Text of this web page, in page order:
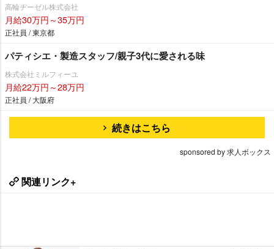
高輪ヂーゼル株式会社
月給30万円～35万円
正社員 / 東京都
パティシエ・製造スタッフ/親子3代に愛される味
株式会社ミルフィーユ
月給22万円～28万円
正社員 / 大阪府
続きはこちら
sponsored by 求人ボックス
関連リンク+